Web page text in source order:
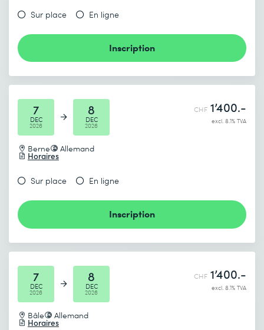
Sur place En ligne
Inscription
7
DEC
2026
8
DEC
2026
Berne Allemand
Horaires
CHF 1’400.-
excl. 8.1% TVA
Sur place En ligne
Inscription
7
DEC
2026
8
DEC
2026
Bâle Allemand
Horaires
CHF 1’400.-
excl. 8.1% TVA